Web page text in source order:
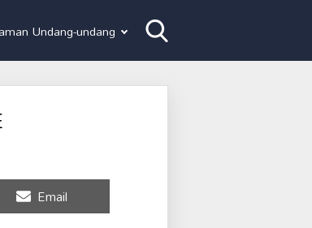
Undang-undang
Share
on
Email